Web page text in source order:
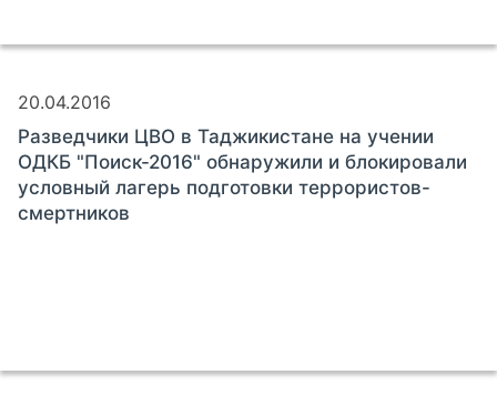
20.04.2016
Разведчики ЦВО в Таджикистане на учении
ОДКБ "Поиск-2016" обнаружили и блокировали
условный лагерь подготовки террористов-
смертников